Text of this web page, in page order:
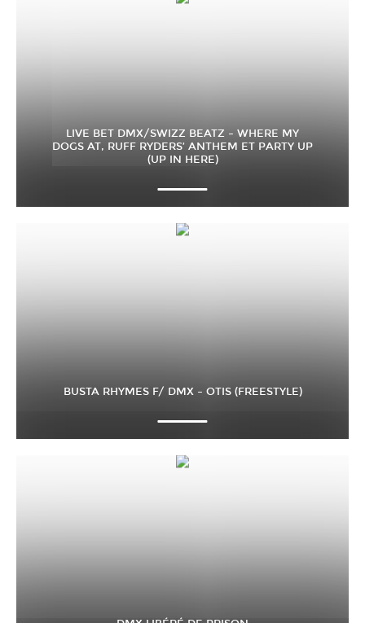
LIVE BET DMX/SWIZZ BEATZ – WHERE MY
DOGS AT, RUFF RYDERS’ ANTHEM ET PARTY UP
(UP IN HERE)
BUSTA RHYMES F/ DMX – OTIS (FREESTYLE)